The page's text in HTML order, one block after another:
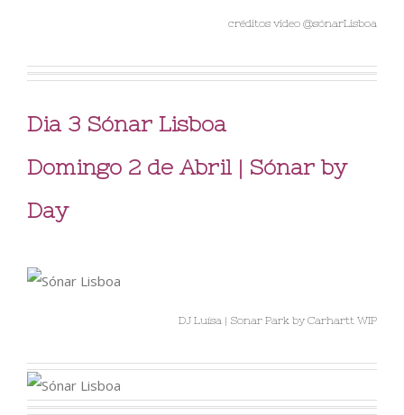
créditos video @sónarLisboa
Dia 3 Sónar Lisboa
Domingo 2 de Abril | Sónar by
Day
DJ Luísa | Sonar Park by Carhartt WIP